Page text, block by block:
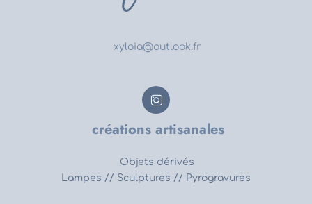
xyloia@outlook.fr

créations artisanales
Objets dérivés
Lampes // Sculptures // Pyrogravures